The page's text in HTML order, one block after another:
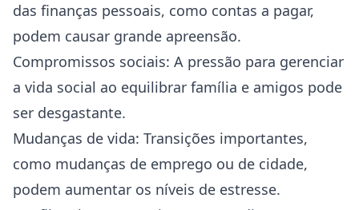
das finanças pessoais, como contas a pagar,
podem causar grande apreensão.
Compromissos sociais: A pressão para gerenciar
a vida social ao equilibrar família e amigos pode
ser desgastante.
Mudanças de vida: Transições importantes,
como mudanças de emprego ou de cidade,
podem aumentar os níveis de estresse.